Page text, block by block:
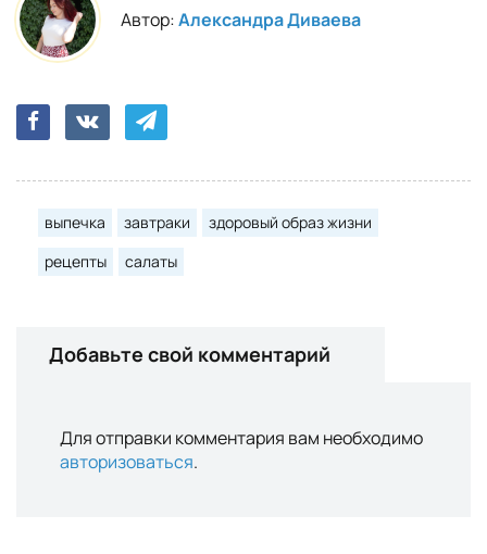
Автор:Александра Диваева
выпечка завтраки
здоровый образ жизни
рецепты
салаты
Добавьте свой комментарий
Для отправки комментария вам необходимо
авторизоваться.